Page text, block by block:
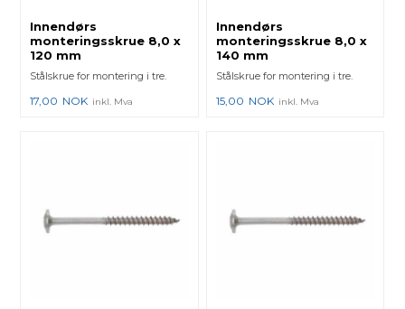
Innendørs
monteringsskrue 8,0 x
120 mm
Stålskrue for montering i tre.
17,00 NOK inkl. Mva
Innendørs
monteringsskrue 8,0 x
140 mm
Stålskrue for montering i tre.
15,00 NOK inkl. Mva